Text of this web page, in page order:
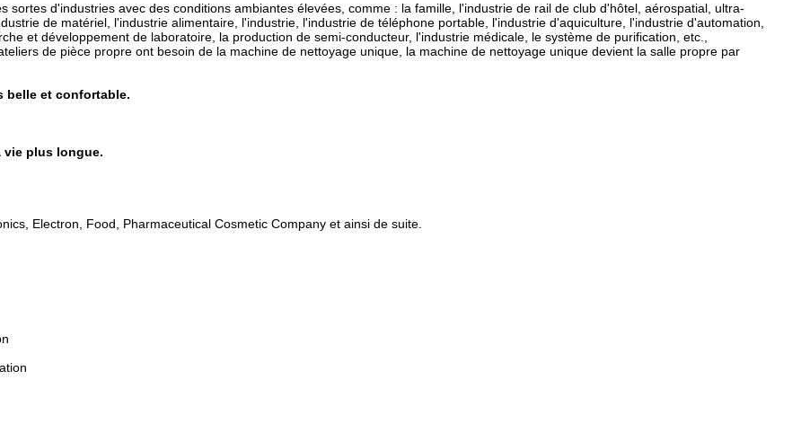
sortes d'industries avec des conditions ambiantes élevées, comme : la famille, l'industrie de rail de club d'hôtel, aérospatial, ultra-
de matériel, l'industrie alimentaire, l'industrie, l'industrie de téléphone portable, l'industrie d'aquiculture, l'industrie d'automation,
et développement de laboratoire, la production de semi-conducteur, l'industrie médicale, le système de purification, etc.,
de pièce propre ont besoin de la machine de nettoyage unique, la machine de nettoyage unique devient la salle propre par
belle et confortable.
vie plus longue.
Electron, Food, Pharmaceutical Cosmetic Company et ainsi de suite.